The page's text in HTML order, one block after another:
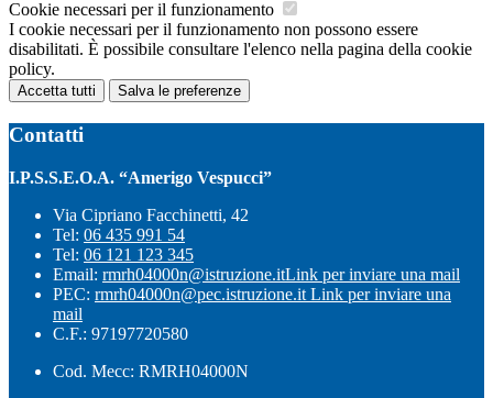
Cookie necessari per il funzionamento
I cookie necessari per il funzionamento non possono essere
disabilitati. È possibile consultare l'elenco nella pagina della cookie
policy.
Accetta tutti Salva le preferenze
Contatti
I.P.S.S.E.O.A. “Amerigo Vespucci”
Via Cipriano Facchinetti, 42
Tel: 06 435 991 54
Tel: 06 121 123 345
Email: rmrh04000n@istruzione.itLink per inviare una mail
PEC: rmrh04000n@pec.istruzione.it Link per inviare una
mail
C.F.: 97197720580
Cod. Mecc: RMRH04000N